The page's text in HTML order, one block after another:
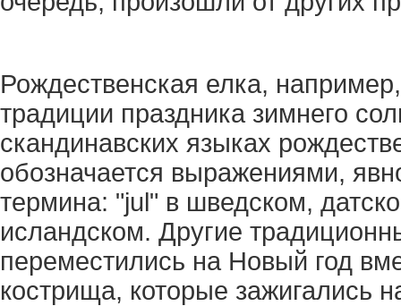
Рождественская елка,
традиции праздника зимнего
скандинавских языках
обозначается выражениями,
термина: "jul" в шведском,
исландском. Другие
переместились на Новый год
кострища, которые зажигались